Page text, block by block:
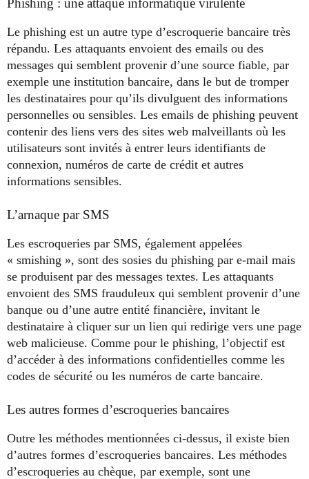
Phishing : une attaque informatique virulente
Le phishing est un autre type d’escroquerie bancaire très
répandu. Les attaquants envoient des emails ou des
messages qui semblent provenir d’une source fiable, par
exemple une institution bancaire, dans le but de tromper
les destinataires pour qu’ils divulguent des informations
personnelles ou sensibles. Les emails de phishing peuvent
contenir des liens vers des sites web malveillants où les
utilisateurs sont invités à entrer leurs identifiants de
connexion, numéros de carte de crédit et autres
informations sensibles.
L’arnaque par SMS
Les escroqueries par SMS, également appelées
« smishing », sont des sosies du phishing par e-mail mais
se produisent par des messages textes. Les attaquants
envoient des SMS frauduleux qui semblent provenir d’une
banque ou d’une autre entité financière, invitant le
destinataire à cliquer sur un lien qui redirige vers une page
web malicieuse. Comme pour le phishing, l’objectif est
d’accéder à des informations confidentielles comme les
codes de sécurité ou les numéros de carte bancaire.
Les autres formes d’escroqueries bancaires
Outre les méthodes mentionnées ci-dessus, il existe bien
d’autres formes d’escroqueries bancaires. Les méthodes
d’escroqueries au chèque, par exemple, sont une